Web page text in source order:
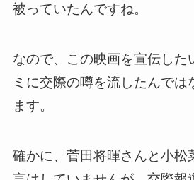
被っていたんですね。
なので、この映画を宣伝した
ミに交際の噂を流したんでは
ます。
確かに、菅田将暉さんと小松